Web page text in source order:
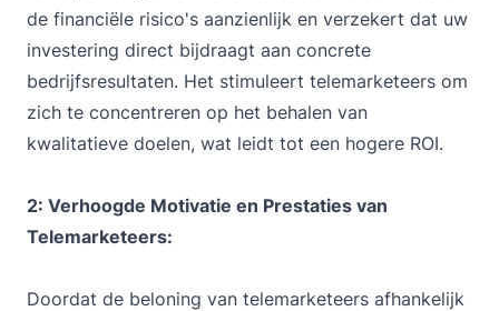
de financiële risico's aanzienlijk en verzekert dat uw
investering direct bijdraagt aan concrete
bedrijfsresultaten. Het stimuleert telemarketeers om
zich te concentreren op het behalen van
kwalitatieve doelen, wat leidt tot een hogere ROI.
2: Verhoogde Motivatie en Prestaties van
Telemarketeers:
Doordat de beloning van telemarketeers afhankelijk